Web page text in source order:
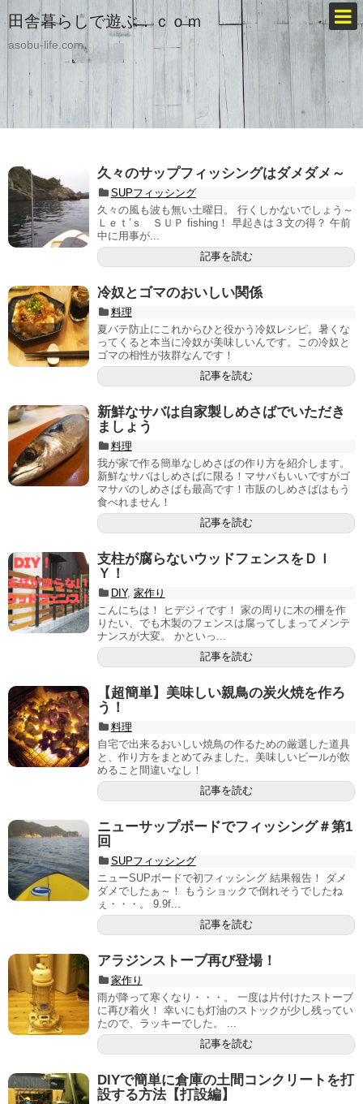
田舎暮らしで遊ぶ．ｃｏｍ
asobu-life.com
久々のサップフィッシングはダメダメ～
SUPフィッシング
久々の風も波も無い土曜日。 行くしかないでしょう～
Ｌｅｔ’ｓ ＳＵＰ fishing！ 早起きは３文の得？ 午前
中に用事が...
記事を読む
冷奴とゴマのおいしい関係
料理
夏バテ防止にこれからひと役かう冷奴レシピ。暑くな
ってくると本当に冷奴が美味しいんです。この冷奴と
ゴマの相性が抜群なんです！
記事を読む
新鮮なサバは自家製しめさばでいただき
ましょう
料理
我が家で作る簡単なしめさばの作り方を紹介します。
新鮮なサバはしめさばに限る！マサバもいいですがゴ
マサバのしめさばも最高です！市販のしめさばはもう
食べれません！
記事を読む
支柱が腐らないウッドフェンスをＤＩ
Ｙ！
DIY, 家作り
こんにちは！ ヒデジィです！ 家の周りに木の柵を作
りたい、でも木製のフェンスは腐ってしまってメンテ
ナンスが大変。 かといっ...
記事を読む
【超簡単】美味しい親鳥の炭火焼を作ろ
う！
料理
自宅で出来るおいしい焼鳥の作るための厳選した道具
と、作り方をまとめてみました。美味しいビールが飲
めること間違いなし！
記事を読む
ニューサップボードでフィッシング＃第1
回
SUPフィッシング
ニューSUPボードで初フィッシング 結果報告！ ダメ
ダメでしたぁ～！ もうショックで倒れそうでしたね
ぇ・・・。 9.9f...
記事を読む
アラジンストーブ再び登場！
家作り
雨が降って寒くなり・・・。 一度は片付けたストーブ
に再び着火！ 幸いにも灯油のストックが少し残ってい
たので、ラッキーでした。 ...
記事を読む
DIYで簡単に倉庫の土間コンクリートを打
設する方法【打設編】